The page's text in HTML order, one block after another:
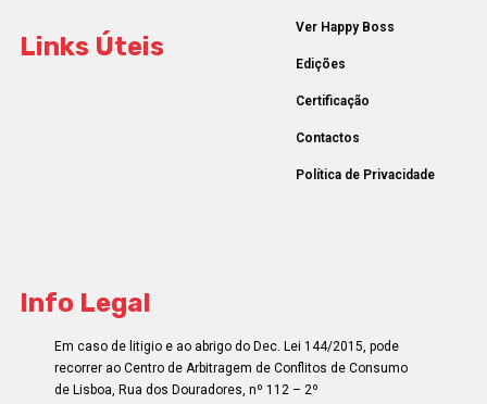
Links Úteis
Ver Happy Boss
Edições
Certificação
Contactos
Política de Privacidade
Info Legal
Em caso de litigio e ao abrigo do Dec. Lei 144/2015, pode
recorrer ao Centro de Arbitragem de Conflitos de Consumo
de Lisboa, Rua dos Douradores, nº 112 – 2º